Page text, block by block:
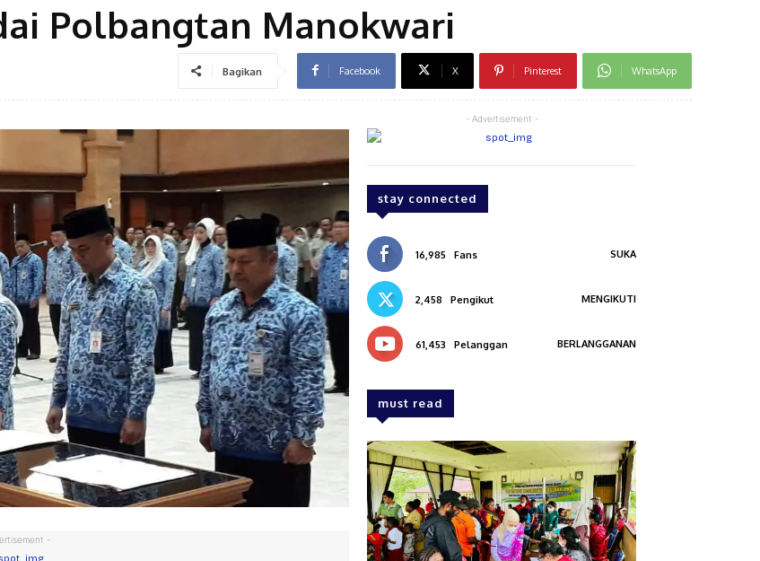
Polbangtan Manokwari
Bagikan Facebook X Pinterest WhatsApp
-
- Advertisement -
stay connected
16,985 Fans SUKA
2,458 Pengikut MENGIKUTI
61,453 Pelanggan BERLANGGANAN
must read